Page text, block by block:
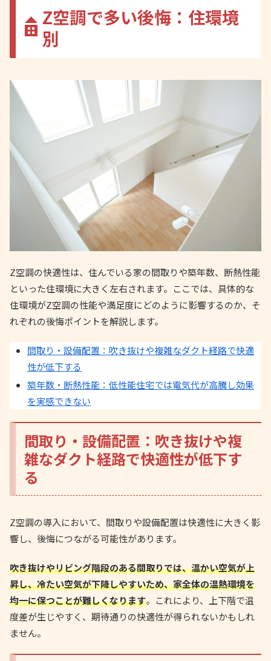
Z空調で多い後悔：住環境
別
Z空調の快適性は、住んでいる家の間取りや築年数、断熱性能
といった住環境に大きく左右されます。ここでは、具体的な
住環境がZ空調の性能や満足度にどのように影響するのか、そ
れぞれの後悔ポイントを解説します。
間取り・設備配置：吹き抜けや複雑なダクト経路で快適
性が低下する
築年数・断熱性能：低性能住宅では電気代が高騰し効果
を実感できない
間取り・設備配置：吹き抜けや複
雑なダクト経路で快適性が低下す
る
Z空調の導入において、間取りや設備配置は快適性に大きく影
響し、後悔につながる可能性があります。
吹き抜けやリビング階段のある間取りでは、温かい空気が上
昇し、冷たい空気が下降しやすいため、家全体の温熱環境を
均一に保つことが難しくなります。これにより、上下階で温
度差が生じやすく、期待通りの快適性が得られないかもしれ
ません。